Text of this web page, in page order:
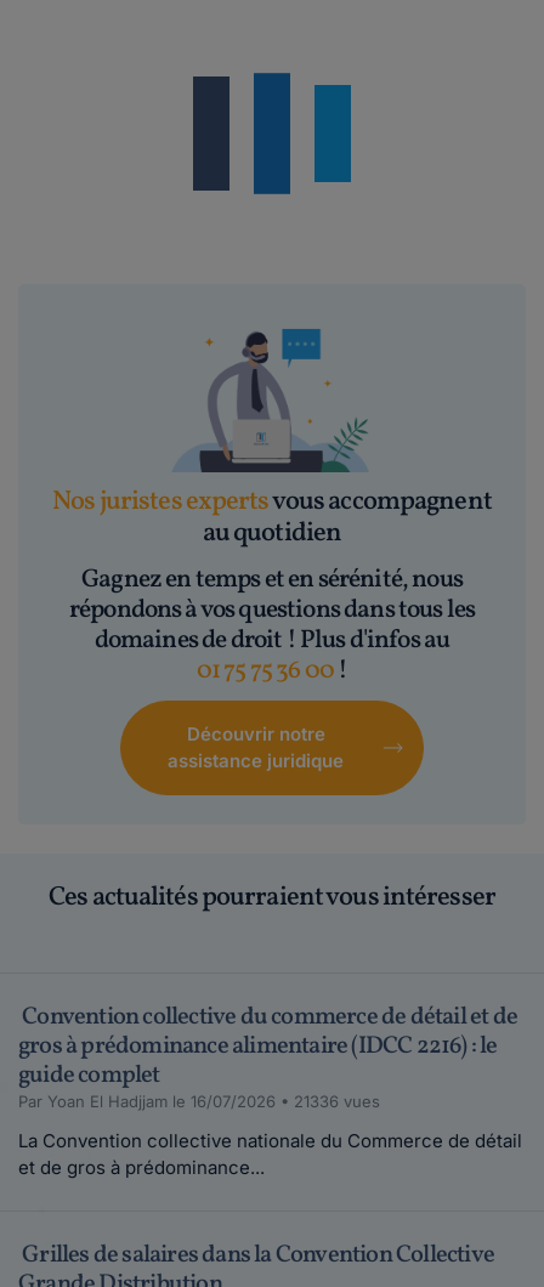
Nos juristes expertsvous accompagnent
au quotidien
Gagnez en temps et en sérénité, nous
répondons à vos questions dans tous les
domaines de droit ! Plus d'infos au
01 75 75 36 00 !
Découvrir notre
assistance juridique
Ces actualités pourraient vous intéresser
Convention collective du commerce de détail et de
gros à prédominance alimentaire (IDCC 2216) : le
guide complet
Par Yoan El Hadjjam le 16/07/2026 • 21336 vues
La Convention collective nationale du Commerce de détail
et de gros à prédominance...
Grilles de salaires dans la Convention Collective